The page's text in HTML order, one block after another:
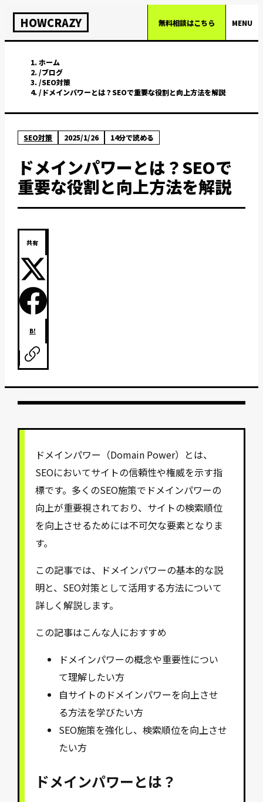
HOWCRAZY 無料相談はこちら MENU
ホーム
/ブログ
/SEO対策
/ドメインパワーとは？SEOで重要な役割と向上方法を解説
SEO対策 2025/1/26 14分で読める
ドメインパワーとは？SEOで
重要な役割と向上方法を解説
共有
B!
ドメインパワー（Domain Power）とは、
SEOにおいてサイトの信頼性や権威を示す指
標です。多くのSEO施策でドメインパワーの
向上が重要視されており、サイトの検索順位
を向上させるためには不可欠な要素となりま
す。
この記事では、ドメインパワーの基本的な説
明と、SEO対策として活用する方法について
詳しく解説します。
この記事はこんな人におすすめ
ドメインパワーの概念や重要性につい
て理解したい方
自サイトのドメインパワーを向上させ
る方法を学びたい方
SEO施策を強化し、検索順位を向上させ
たい方
ドメインパワーとは？